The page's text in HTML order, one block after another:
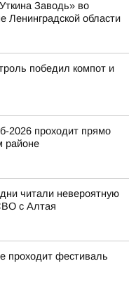
Заводь» во
Ленинградской области
победил компот и
2026 проходит прямо
районе
читали невероятную
с Алтая
проходит фестиваль